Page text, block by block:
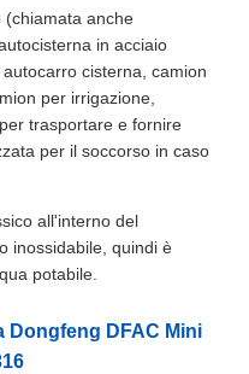
(chiamata anche
in acciaio
cisterna, camion
per irrigazione,
trasportare e fornire
per il soccorso in caso
all'interno del
inossidabile, quindi è
potabile.
Dongfeng DFAC Mini